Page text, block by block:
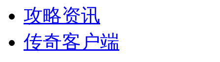
攻略资讯
传奇客户端